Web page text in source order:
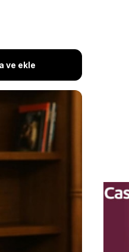
ve ekle
medya
paylaşımda